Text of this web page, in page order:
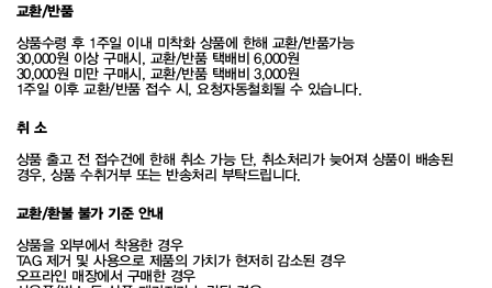
교환/반품
상품수령 후 1주일 이내 미착화 상품에 한해 교환/반품가능
30,000원 이상 구매시, 교환/반품 택배비 6,000원
30,000원 미만 구매시, 교환/반품 택배비 3,000원
1주일 이후 교환/반품 접수 시, 요청자동철회될 수 있습니다.
취 소
상품 출고 전 접수건에 한해 취소 가능 단, 취소처리가 늦어져 상품이 배송된
경우, 상품 수취거부 또는 반송처리 부탁드립니다.
교환/환불 불가 기준 안내
상품을 외부에서 착용한 경우
TAG 제거 및 사용으로 제품의 가치가 현저히 감소된 경우
오프라인 매장에서 구매한 경우